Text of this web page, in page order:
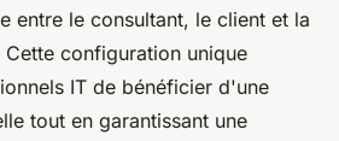
entre le consultant, le client et la
configuration unique
IT de bénéficier d'une
tout en garantissant une